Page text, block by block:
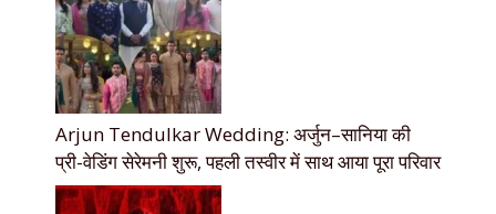
Arjun Tendulkar Wedding: अर्जुन–सानिया की
प्री-वेडिंग सेरेमनी शुरू, पहली तस्वीर में साथ आया पूरा परिवार